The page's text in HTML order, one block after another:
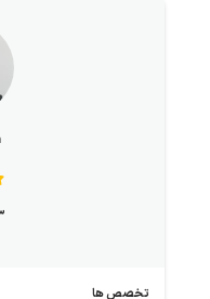
تخصص ها